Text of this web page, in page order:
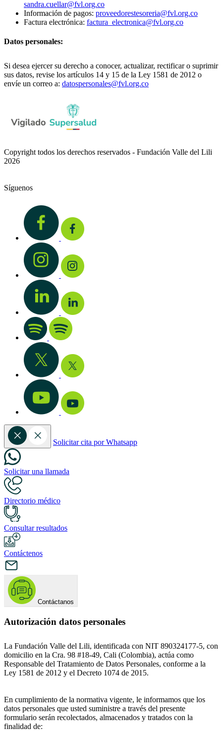
sandra.cuellar@fvl.org.co
Información de pagos: proveedorestesoreria@fvl.org.co
Factura electrónica: factura_electronica@fvl.org.co
Datos personales:
Si desea ejercer su derecho a conocer, actualizar, rectificar o suprimir
sus datos, revise los artículos 14 y 15 de la Ley 1581 de 2012 o
envíe un correo a: datospersonales@fvl.org.co
Copyright todos los derechos reservados - Fundación Valle del Lili
2026
Síguenos
Solicitar cita por Whatsapp
Solicitar una llamada
Directorio médico
Consultar resultados
Contáctenos
Contáctanos
Autorización datos personales
La Fundación Valle del Lili, identificada con NIT 890324177-5, con
domicilio en la Cra. 98 #18-49, Cali (Colombia), actúa como
Responsable del Tratamiento de Datos Personales, conforme a la
Ley 1581 de 2012 y el Decreto 1074 de 2015.
En cumplimiento de la normativa vigente, le informamos que los
datos personales que usted suministre a través del presente
formulario serán recolectados, almacenados y tratados con la
finalidad de: